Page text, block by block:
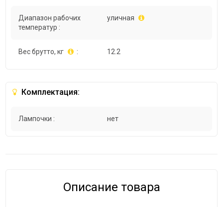
Диапазон рабочих
температур :
уличная
Вес брутто, кг : 12.2
Комплектация:
Лампочки : нет
Описание товара